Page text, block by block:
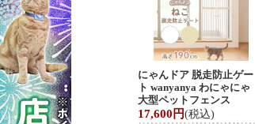
にゃんドア 脱走防止ゲー
ト wanyanya わにゃにゃ
大型ペットフェンス
17,600円(税込)